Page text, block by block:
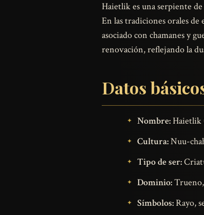
Haietlik es una serpiente
En las tradiciones orales
asociado con chamanes y
renovación, reflejando la
Datos
Nombre:Haietlik
Cultura:Nuu-
Tipo de ser:
Dominio:
Símbolos:Rayo,